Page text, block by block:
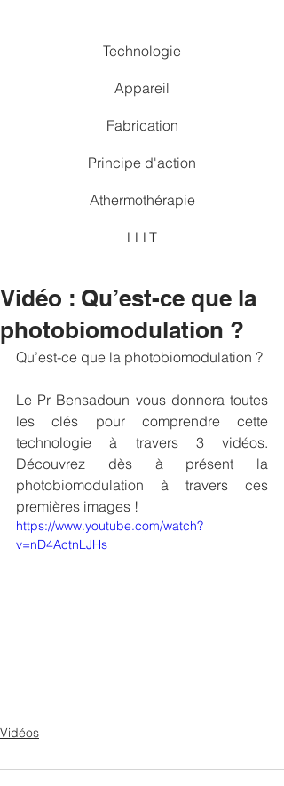
Technologie
Appareil
Fabrication
Principe d'action
Athermothérapie
LLLT
Vidéo : Qu’est-ce que la
photobiomodulation ?
Qu’est-ce que la photobiomodulation ?
Le Pr Bensadoun vous donnera toutes
les clés pour comprendre cette
technologie à travers 3 vidéos.
Découvrez dès à présent la
photobiomodulation à travers ces
premières images !
https://www.youtube.com/watch?
v=nD4ActnLJHs
Vidéos